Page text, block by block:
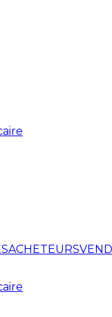
ACHETEURS